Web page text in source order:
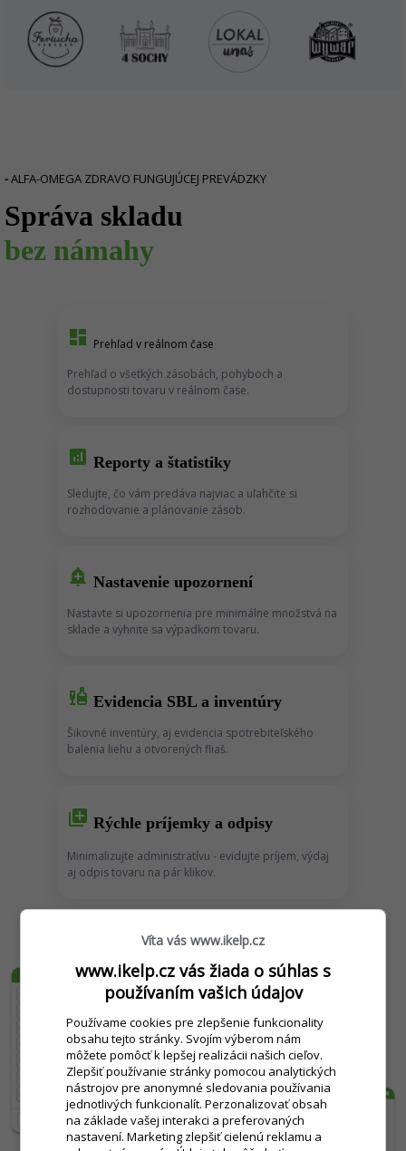
-ALFA-OMEGA ZDRAVO FUNGUJÚCEJ PREVÁDZKY
Správa skladu
bez námahy
dashboard Prehľad v reálnom čase
Prehľad o všetkých zásobách, pohyboch a
dostupnosti tovaru v reálnom čase.
analytics Reporty a štatistiky
Sledujte, čo vám predáva najviac a uľahčite si
rozhodovanie a plánovanie zásob.
add_alert Nastavenie upozornení
Nastavte si upozornenia pre minimálne množstvá na
sklade a vyhnite sa výpadkom tovaru.
liquor Evidencia SBL a inventúry
Šikovné inventúry, aj evidencia spotrebiteľského
balenia liehu a otvorených fliaš.
library_add Rýchle príjemky a odpisy
Minimalizujte administratívu - evidujte príjem, výdaj
aj odpis tovaru na pár klikov.
Víta vás www.ikelp.cz
www.ikelp.cz vás žiada o súhlas s
používaním vašich údajov
Používame cookies pre zlepšenie funkcionality
obsahu tejto stránky. Svojím výberom nám
môžete pomôcť k lepšej realizácii našich cieľov.
Zlepšiť používanie stránky pomocou analytických
nástrojov pre anonymné sledovania používania
jednotlivých funkcionalít. Perzonalizovať obsah
na základe vašej interakci a preferovaných
nastavení. Marketing zlepšiť cielenú reklamu a